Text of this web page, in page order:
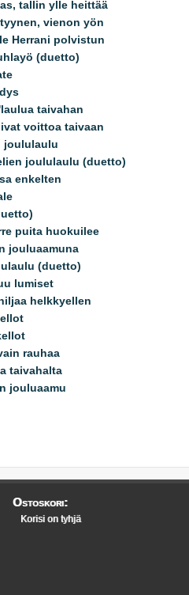
tallin ylle heittää
vienon yön
Herrani polvistun
(duetto)
taivahan
voittoa taivaan
joululaulu
joululaulu (duetto)
enkelten
puita huokuilee
jouluaamuna
(duetto)
lumiset
helkkyellen
rauhaa
taivahalta
jouluaamu
Ostoskori:
Korisi on tyhjä